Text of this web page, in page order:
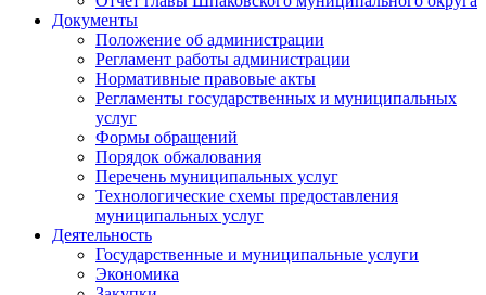
Документы
Положение об администрации
Регламент работы администрации
Нормативные правовые акты
Регламенты государственных и муниципальных
услуг
Формы обращений
Порядок обжалования
Перечень муниципальных услуг
Технологические схемы предоставления
муниципальных услуг
Деятельность
Государственные и муниципальные услуги
Экономика